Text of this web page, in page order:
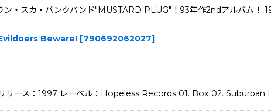
ン・スカ・パンクバンド"MUSTARD PLUG"！93年作2ndアルバム！
Beware! [790692062027]
リース：1997 レーベル：Hopeless Records 01. Box 02.